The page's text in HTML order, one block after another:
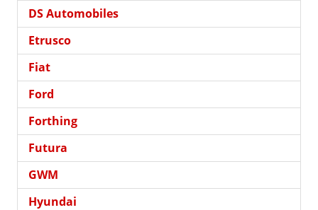
DS Automobiles
Etrusco
Fiat
Ford
Forthing
Futura
GWM
Hyundai